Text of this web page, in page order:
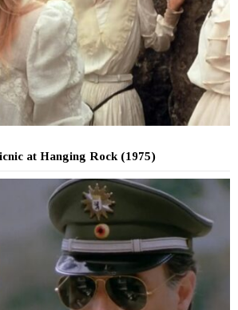
at Hanging Rock (1975)